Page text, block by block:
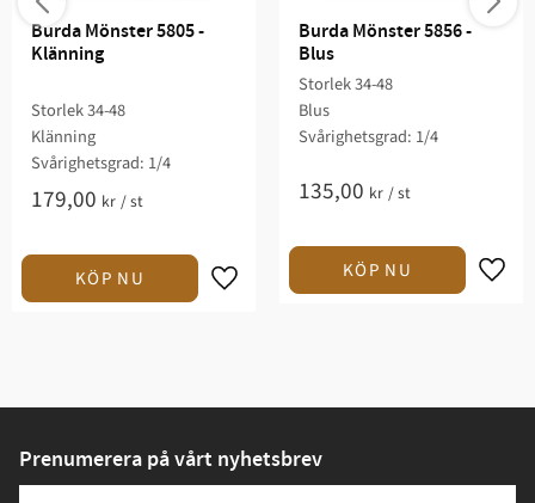
Burda Mönster 5805 -
Klänning
Storlek 34-48
Klänning
Svårighetsgrad: 1/4​
179,00 kr /st
Burda Mönster 5856 -
Blus
Storlek 34-48
Blus
Svårighetsgrad: 1/4​
135,00 kr /st
Prenumerera på vårt nyhetsbrev